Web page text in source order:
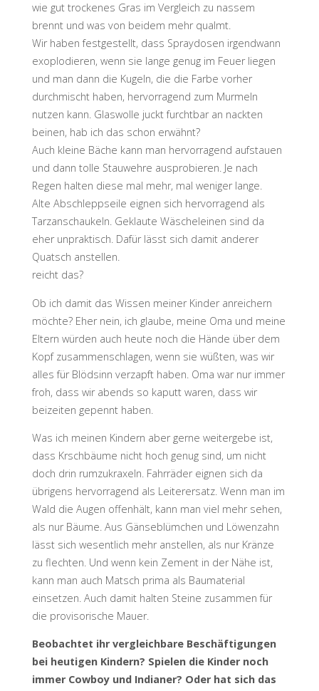
wie gut trockenes Gras im Vergleich zu nassem
brennt und was von beidem mehr qualmt.
Wir haben festgestellt, dass Spraydosen irgendwann
exoplodieren, wenn sie lange genug im Feuer liegen
und man dann die Kugeln, die die Farbe vorher
durchmischt haben, hervorragend zum Murmeln
nutzen kann. Glaswolle juckt furchtbar an nackten
beinen, hab ich das schon erwähnt?
Auch kleine Bäche kann man hervorragend aufstauen
und dann tolle Stauwehre ausprobieren. Je nach
Regen halten diese mal mehr, mal weniger lange.
Alte Abschleppseile eignen sich hervorragend als
Tarzanschaukeln. Geklaute Wäscheleinen sind da
eher unpraktisch. Dafür lässt sich damit anderer
Quatsch anstellen.
reicht das?
Ob ich damit das Wissen meiner Kinder anreichern
möchte? Eher nein, ich glaube, meine Oma und meine
Eltern würden auch heute noch die Hände über dem
Kopf zusammenschlagen, wenn sie wüßten, was wir
alles für Blödsinn verzapft haben. Oma war nur immer
froh, dass wir abends so kaputt waren, dass wir
beizeiten gepennt haben.
Was ich meinen Kindern aber gerne weitergebe ist,
dass Krschbäume nicht hoch genug sind, um nicht
doch drin rumzukraxeln. Fahrräder eignen sich da
übrigens hervorragend als Leiterersatz. Wenn man im
Wald die Augen offenhält, kann man viel mehr sehen,
als nur Bäume. Aus Gänseblümchen und Löwenzahn
lässt sich wesentlich mehr anstellen, als nur Kränze
zu flechten. Und wenn kein Zement in der Nähe ist,
kann man auch Matsch prima als Baumaterial
einsetzen. Auch damit halten Steine zusammen für
die provisorische Mauer.
Beobachtet ihr vergleichbare Beschäftigungen
bei heutigen Kindern? Spielen die Kinder noch
immer Cowboy und Indianer? Oder hat sich das